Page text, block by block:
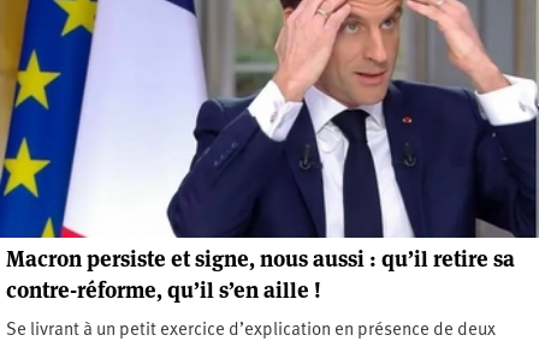
Macron persiste et signe, nous aussi : qu’il retire sa
contre-réforme, qu’il s’en aille !
Se livrant à un petit exercice d’explication en présence de deux